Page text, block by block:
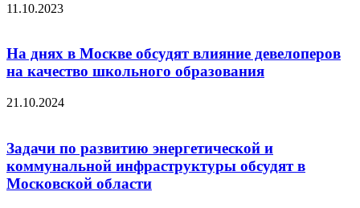
11.10.2023
На днях в Москве обсудят влияние девелоперов
на качество школьного образования
21.10.2024
Задачи по развитию энергетической и
коммунальной инфраструктуры обсудят в
Московской области